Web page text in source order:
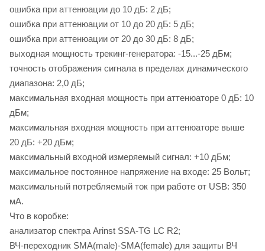
ошибка при аттенюации до 10 дБ: 2 дБ;
ошибка при аттенюации от 10 до 20 дБ: 5 дБ;
ошибка при аттенюации от 20 до 30 дБ: 8 дБ;
выходная мощность трекинг-генератора: -15...-25 дБм;
точность отображения сигнала в пределах динамического
диапазона: 2,0 дБ;
максимальная входная мощность при аттенюаторе 0 дБ: 10
дБм;
максимальная входная мощность при аттенюаторе выше
20 дБ: +20 дБм;
максимальный входной измеряемый сигнал: +10 дБм;
максимальное постоянное напряжение на входе: 25 Вольт;
максимальный потребляемый ток при работе от USB: 350
мА.
Что в коробке:
анализатор спектра Arinst SSA-TG LC R2;
ВЧ-переходник SMA(male)-SMA(female) для защиты ВЧ